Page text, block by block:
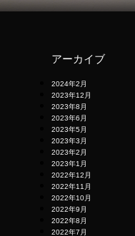
アーカイブ
2024年2月
2023年12月
2023年8月
2023年6月
2023年5月
2023年3月
2023年2月
2023年1月
2022年12月
2022年11月
2022年10月
2022年9月
2022年8月
2022年7月